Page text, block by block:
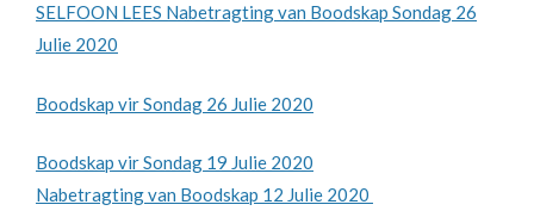
SELFOON LEES Nabetragting van Boodskap Sondag 26
Julie 2020
Boodskap vir Sondag 26 Julie 2020
Boodskap vir Sondag 19 Julie 2020
Nabetragting van Boodskap 12 Julie 2020